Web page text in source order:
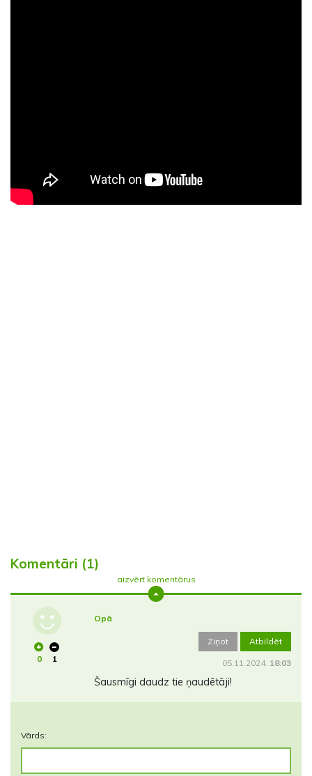
Komentāri (1)
aizvērt komentārus
0 1
Opā
Ziņot Atbildēt
05.11.2024. 18:03
Šausmīgi daudz tie ņaudētāji!
Vārds: